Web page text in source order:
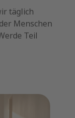
täglich
Menschen
Teil